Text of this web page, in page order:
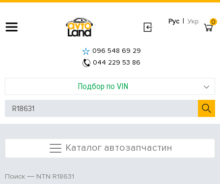
Рус | Укр
Подбор по VIN
096 548 69 29
044 229 53 86
0
Каталог автозапчастин
Поиск NTN R18631